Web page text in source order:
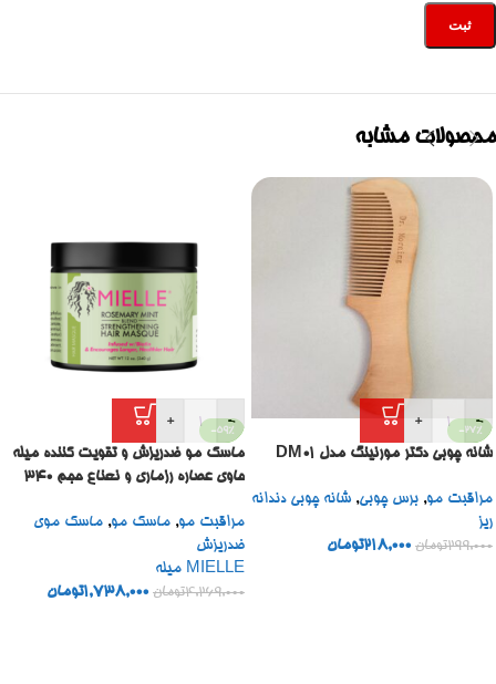
محصولات مشابه
-27%
-
+
شانه چوبی دکتر مورنینگ مدل DM01
مراقبت مو, برس چوبی, شانه چوبی دندانه
ریز
299,000تومان 218,000تومان
-59%
-
+
ماسک مو ضدریزش و تقویت کننده میله
حاوی عصاره رزماری و نعناع حجم 340
مراقبت مو, ماسک مو, ماسک موی
ضدریزش
MIELLE میله
4,269,000تومان 1,738,000تومان